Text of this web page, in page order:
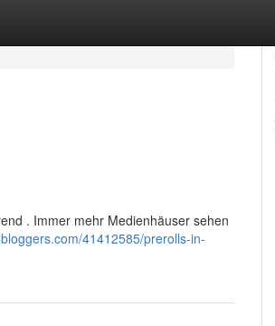
. Immer mehr Medienhäuser sehen
41412585/prerolls-in-